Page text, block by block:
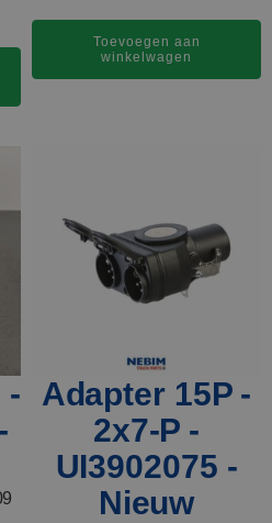
Toevoegen aan
winkelwagen
-
Adapter 15P -
2x7-P -
UI3902075 -
Nieuw